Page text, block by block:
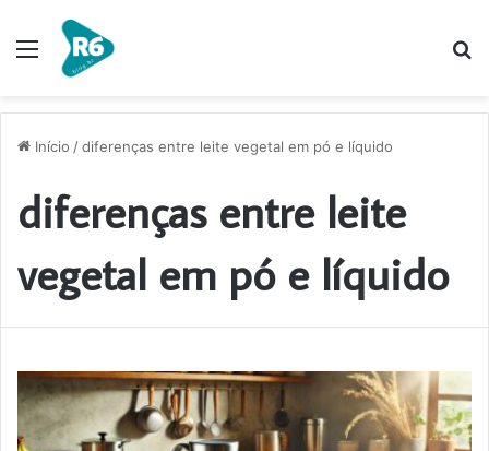
Menu
Início /diferenças entre leite vegetal em pó e líquido
diferenças entre leite
vegetal em pó e líquido